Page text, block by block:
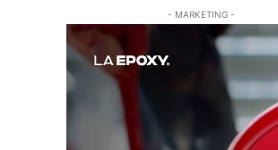
- MARKETING -